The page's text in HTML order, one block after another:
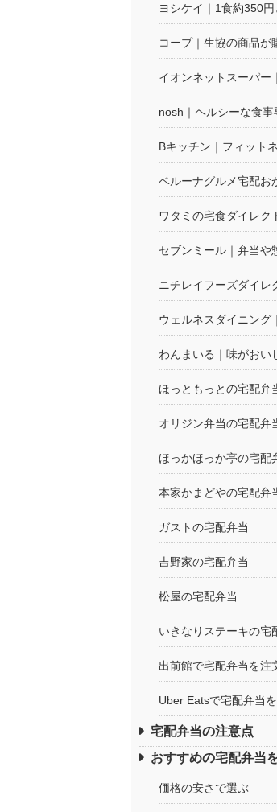
ヨシケイ｜1食約350
コープ｜生協の商品が
イオンネットスーパー
nosh｜ヘルシーな食
Bキッチン｜フィット
ベルーナグルメ宅配お
ワタミの宅食ダイレク
セブンミール｜弁当や
ニチレイフーズダイレ
ウェルネスダイニング
わんまいる｜味がおい
ほっともっとの宅配弁
オリジン弁当の宅配弁
ほっかほっか亭の宅配
本家かまどやの宅配弁
ガストの宅配弁当
吉野家の宅配弁当
松屋の宅配弁当
いきなりステーキの宅
出前館で宅配弁当を注
Uber Eatsで宅配弁当
宅配弁当の注意点
おすすめの宅配弁当
価格の安さで選ぶ